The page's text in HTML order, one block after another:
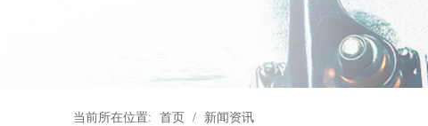
当前所在位置: 首页 / 新闻资讯